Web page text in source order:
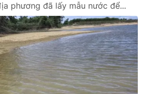
Infographic
Shorts video
VTV Thể thao
phương đã lấy mẫu nước để...